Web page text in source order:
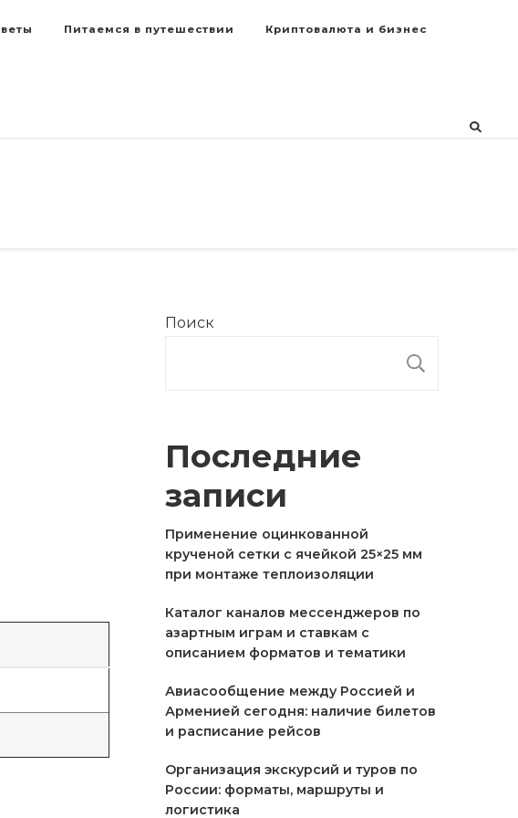
Питаемся в путешествии Криптовалюта и бизнес
Поиск
Последние
записи
Применение оцинкованной
крученой сетки с ячейкой 25×25 мм
при монтаже теплоизоляции
Каталог каналов мессенджеров по
азартным играм и ставкам с
описанием форматов и тематики
Авиасообщение между Россией и
Арменией сегодня: наличие билетов
и расписание рейсов
Организация экскурсий и туров по
России: форматы, маршруты и
логистика